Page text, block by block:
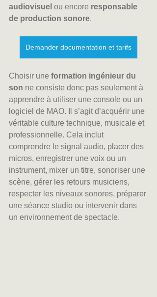
audiovisuel ou encore responsable
de production sonore.
Demander documentation et tarifs
Choisir une formation ingénieur du
son ne consiste donc pas seulement à
apprendre à utiliser une console ou un
logiciel de MAO. Il s’agit d’acquérir une
véritable culture technique, musicale et
professionnelle. Cela inclut
comprendre le signal audio, placer des
micros, enregistrer une voix ou un
instrument, mixer un titre, sonoriser une
scène, gérer les retours musiciens,
respecter les niveaux sonores, préparer
une séance studio ou intervenir dans
un environnement de spectacle.